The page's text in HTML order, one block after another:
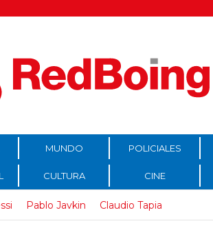
MUNDO POLICIALES
CULTURA CINE
Pablo Javkin Claudio Tapia